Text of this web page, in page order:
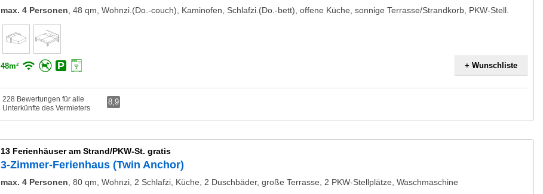
max. 4 Personen, 48 qm, Wohnzi.(Do.-couch), Kaminofen, Schlafzi.(Do.-bett), offene Küche, sonnige Terrasse/Strandkorb, PKW-Stell.
48m² + Wunschliste
228 Bewertungen für alle
Unterkünfte des Vermieters
8,9
13 Ferienhäuser am Strand/PKW-St. gratis
3-Zimmer-Ferienhaus (Twin Anchor)
max. 4 Personen, 80 qm, Wohnzi, 2 Schlafzi, Küche, 2 Duschbäder, große Terrasse, 2 PKW-Stellplätze, Waschmaschine